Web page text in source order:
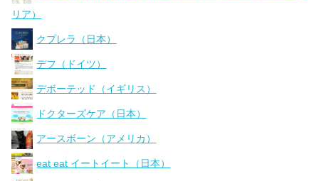
リア）
クプレラ（日本）
デフ（ドイツ）
デボーテッド（イギリス）
ドクターズケア（日本）
アースボーン（アメリカ）
eat eat イートイート（日本）